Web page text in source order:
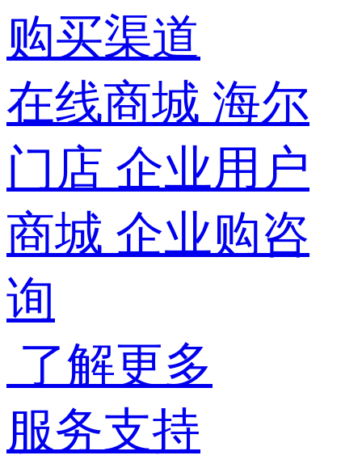
购买渠道
在线商城 海尔
门店 企业用户
商城 企业购咨
询
了解更多
服务支持